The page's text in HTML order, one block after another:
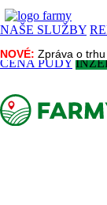
NAŠE SLUŽBY
NOVÉ: Zpráva o
CENA PŮDY
NOVÉ: Zpráva o